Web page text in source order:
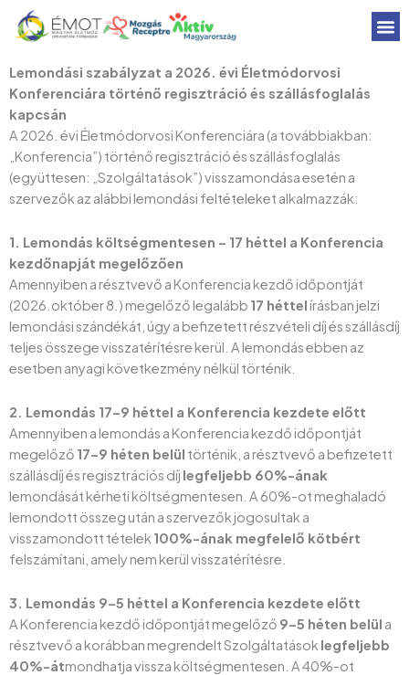
Lemondási szabályzat a 2026. évi Életmódorvosi
Konferenciára történő regisztráció és szállásfoglalás
kapcsán
A 2026. évi Életmódorvosi Konferenciára (a továbbiakban:
„Konferencia”) történő regisztráció és szállásfoglalás
(együttesen: „Szolgáltatások”) visszamondása esetén a
szervezők az alábbi lemondási feltételeket alkalmazzák:
1. Lemondás költségmentesen – 17 héttel a Konferencia
kezdőnapját megelőzően
Amennyiben a résztvevő a Konferencia kezdő időpontját
(2026.október 8.) megelőző legalább 17 héttel írásban jelzi
lemondási szándékát, úgy a befizetett részvételi díj és szállásdíj
teljes összege visszatérítésre kerül. A lemondás ebben az
esetben anyagi következmény nélkül történik.
2. Lemondás 17–9 héttel a Konferencia kezdete előtt
Amennyiben a lemondás a Konferencia kezdő időpontját
megelőző 17–9 héten belül történik, a résztvevő a befizetett
szállásdíj és regisztrációs díj legfeljebb 60%-ának
lemondását kérheti költségmentesen. A 60%-ot meghaladó
lemondott összeg után a szervezők jogosultak a
visszamondott tételek 100%-ának megfelelő kötbért
felszámítani, amely nem kerül visszatérítésre.
3. Lemondás 9–5 héttel a Konferencia kezdete előtt
A Konferencia kezdő időpontját megelőző 9–5 héten belül a
résztvevő a korábban megrendelt Szolgáltatások legfeljebb
40%-átmondhatja vissza költségmentesen. A 40%-ot